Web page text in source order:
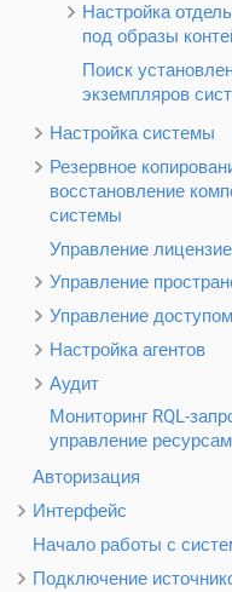
Настройка
под образы
Поиск
экземпляров
Настройка системы
Резервное
восстановление
системы
Управление
Управление
Управление доступом
Настройка агентов
Аудит
Мониторинг RQL-
управление
Авторизация
Интерфейс
Начало работы с
Подключение